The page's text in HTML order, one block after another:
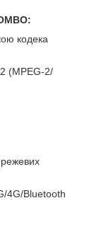
кодека
(MPEG-2/
4G/Bluetooth